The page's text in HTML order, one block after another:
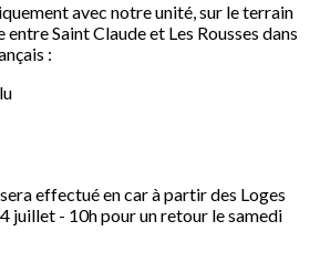
avec notre unité, sur le terrain
Saint Claude et Les Rousses dans
:
effectué en car à partir des Loges
juillet - 10h pour un retour le samedi